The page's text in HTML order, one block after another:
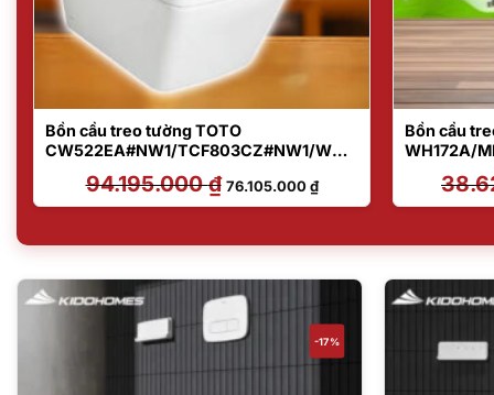
Bồn cầu treo tường TOTO
CW522EA#NW1/TCF803CZ#NW1/WH1
94.195.000₫ Giá
gốc
là:
76.105.000₫Giá
hiện
tại
Bồn cầu
WH172A/
-17%